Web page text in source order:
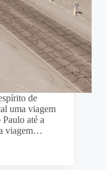
de
uma viagem
até a
viagem…